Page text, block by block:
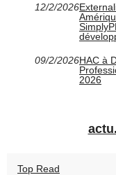
12/2/2026
09/2/2026HAC à
2026
Top Read